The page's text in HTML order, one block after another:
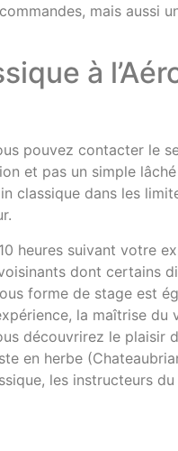
mais aussi
à
pouvez contacter le
et pas un simple
classique dans les
heures suivant votre
dont certains
forme de stage est
la maîtrise
découvrirez le
en herbe
les instructeurs